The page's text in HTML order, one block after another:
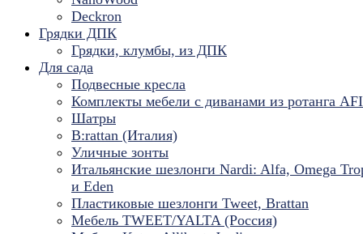
Deckron
Грядки ДПК
Грядки, клумбы, из ДПК
Для сада
Подвесные кресла
Комплекты мебели с диванами из ротанга
Шатры
B:rattan (Италия)
Уличные зонты
Итальянские шезлонги Nardi: Alfa, Omega
и Eden
Пластиковые шезлонги Tweet, Brattan
Мебель TWEET/YALTA (Россия)